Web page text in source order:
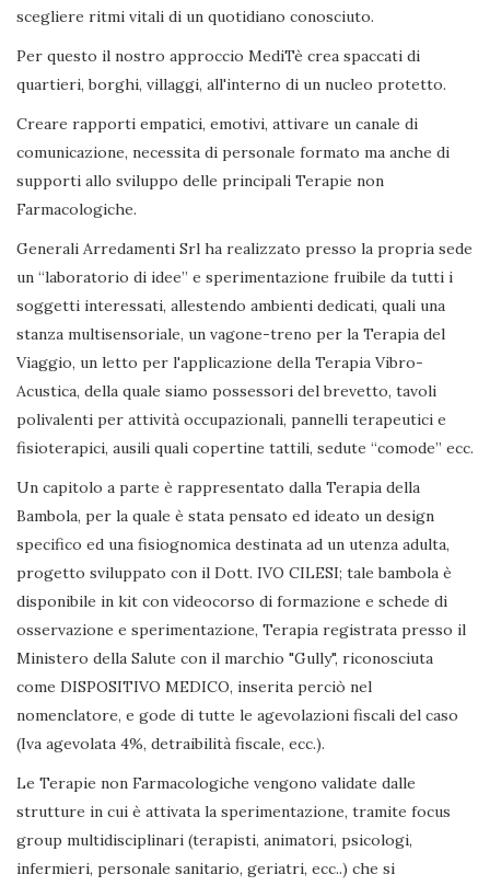
scegliere ritmi vitali di un quotidiano conosciuto.
Per questo il nostro approccio MediTè crea spaccati di
quartieri, borghi, villaggi, all'interno di un nucleo protetto.
Creare rapporti empatici, emotivi, attivare un canale di
comunicazione, necessita di personale formato ma anche di
supporti allo sviluppo delle principali Terapie non
Farmacologiche.
Generali Arredamenti Srl ha realizzato presso la propria sede
un “laboratorio di idee” e sperimentazione fruibile da tutti i
soggetti interessati, allestendo ambienti dedicati, quali una
stanza multisensoriale, un vagone-treno per la Terapia del
Viaggio, un letto per l'applicazione della Terapia Vibro-
Acustica, della quale siamo possessori del brevetto, tavoli
polivalenti per attività occupazionali, pannelli terapeutici e
fisioterapici, ausili quali copertine tattili, sedute “comode” ecc.
Un capitolo a parte è rappresentato dalla Terapia della
Bambola, per la quale è stata pensato ed ideato un design
specifico ed una fisiognomica destinata ad un utenza adulta,
progetto sviluppato con il Dott. IVO CILESI; tale bambola è
disponibile in kit con videocorso di formazione e schede di
osservazione e sperimentazione, Terapia registrata presso il
Ministero della Salute con il marchio "Gully", riconosciuta
come DISPOSITIVO MEDICO, inserita perciò nel
nomenclatore, e gode di tutte le agevolazioni fiscali del caso
(Iva agevolata 4%, detraibilità fiscale, ecc.).
Le Terapie non Farmacologiche vengono validate dalle
strutture in cui è attivata la sperimentazione, tramite focus
group multidisciplinari (terapisti, animatori, psicologi,
infermieri, personale sanitario, geriatri, ecc..) che si